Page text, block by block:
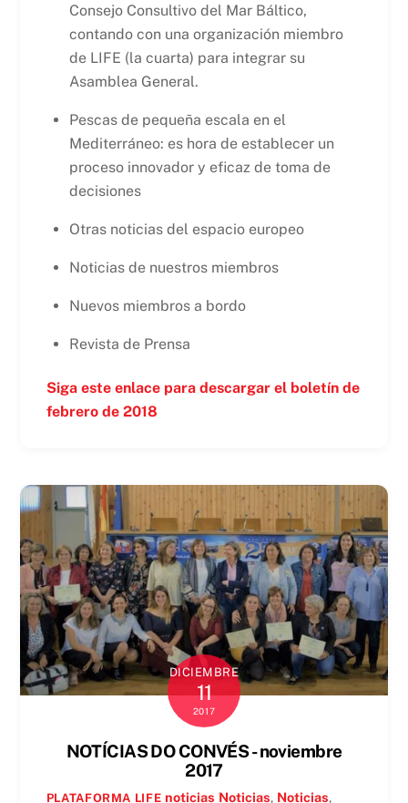
Consejo Consultivo del Mar Báltico,
contando con una organización miembro
de LIFE (la cuarta) para integrar su
Asamblea General.
Pescas de pequeña escala en el
Mediterráneo: es hora de establecer un
proceso innovador y eficaz de toma de
decisiones
Otras noticias del espacio europeo
Noticias de nuestros miembros
Nuevos miembros a bordo
Revista de Prensa
Siga este enlace para descargar el boletín de
febrero de 2018
DICIEMBRE
11
2017
NOTÍCIAS DO CONVÉS - noviembre
2017
PLATAFORMA LIFE noticias Noticias, Noticias,